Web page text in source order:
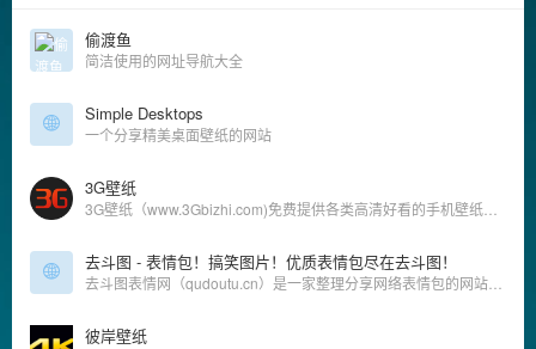
偷渡鱼
简洁使用的网址导航大全
Simple Desktops
一个分享精美桌面壁纸的网站
3G壁纸
去斗图 - 表情包！搞笑图片！优质表情包尽在去斗图！
彼岸壁纸